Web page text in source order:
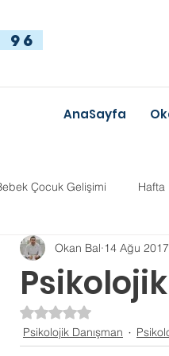
96
AnaSayfa
Çocuk Gelişimi Hafta
Dağınıklığı Hiperaktivite
TYT-AYT
Okan Bal 14 Ağu 2017
5 üzerinden NaN yıldız
Psikolojik Danışman